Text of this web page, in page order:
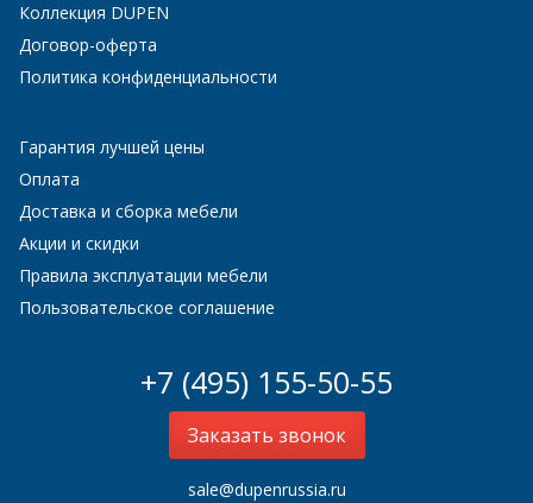
Коллекция DUPEN
Договор-оферта
Политика конфиденциальности
Гарантия лучшей цены
Оплата
Доставка и сборка мебели
Акции и скидки
Правила эксплуатации мебели
Пользовательское соглашение
+7 (495) 155-50-55
Заказать звонок
sale@dupenrussia.ru